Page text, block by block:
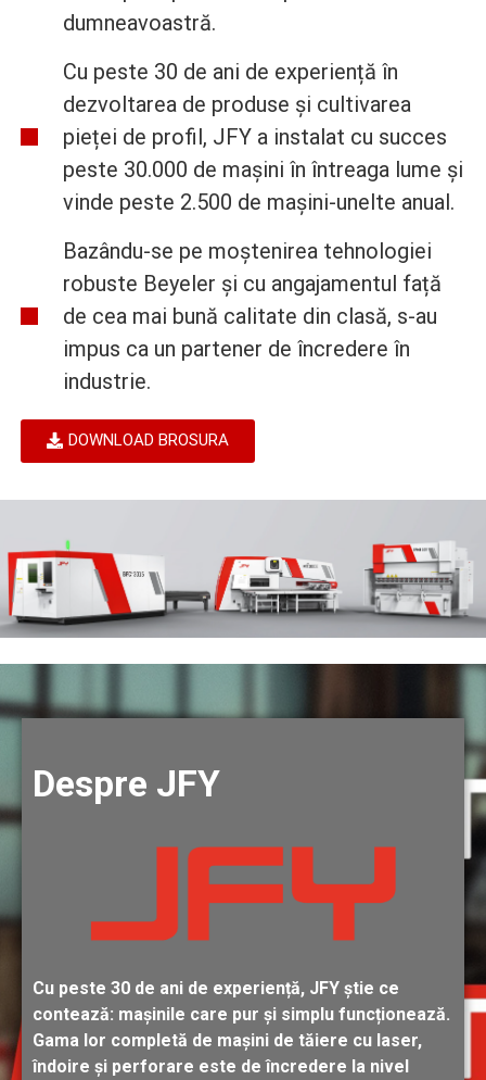
dumneavoastră.
Cu peste 30 de ani de experiență în
dezvoltarea de produse și cultivarea
pieței de profil, JFY a instalat cu succes
peste 30.000 de mașini în întreaga lume și
vinde peste 2.500 de mașini-unelte anual.
Bazându-se pe moștenirea tehnologiei
robuste Beyeler și cu angajamentul față
de cea mai bună calitate din clasă, s-au
impus ca un partener de încredere în
industrie.
DOWNLOAD BROSURA
Despre JFY
Cu peste 30 de ani de experiență, JFY știe ce
contează: mașinile care pur și simplu funcționează.
Gama lor completă de mașini de tăiere cu laser,
îndoire și perforare este deîncredere la nivel